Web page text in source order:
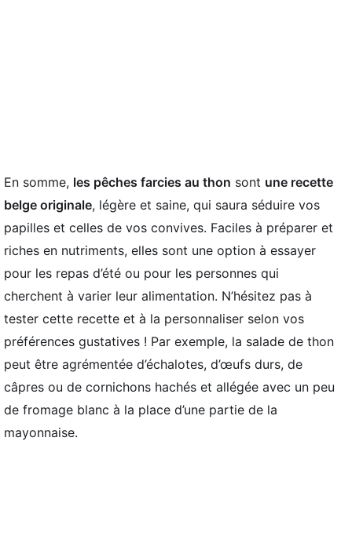
En somme, les pêches farcies au thon sont une recette
belge originale, légère et saine, qui saura séduire vos
papilles et celles de vos convives. Faciles à préparer et
riches en nutriments, elles sont une option à essayer
pour les repas d’été ou pour les personnes qui
cherchent à varier leur alimentation. N’hésitez pas à
tester cette recette et à la personnaliser selon vos
préférences gustatives ! Par exemple, la salade de thon
peut être agrémentée d’échalotes, d’œufs durs, de
câpres ou de cornichons hachés et allégée avec un peu
de fromage blanc à la place d’une partie de la
mayonnaise.